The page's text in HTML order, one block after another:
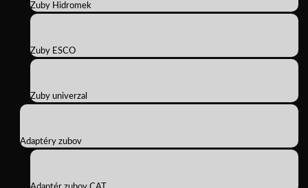
Zuby Hidromek
Zuby ESCO
Zuby univerzal
Adaptéry zubov